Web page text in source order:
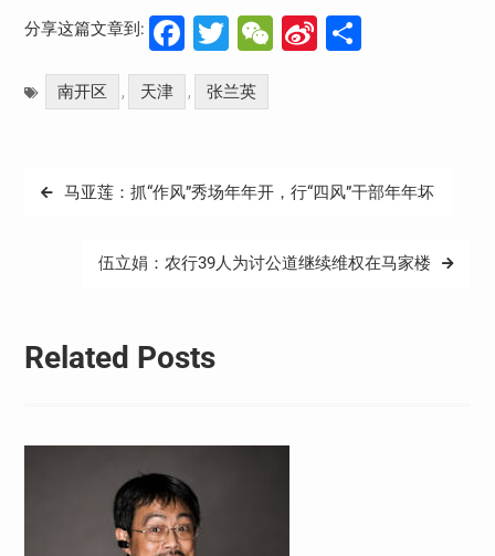
分享这篇文章到: Facebook
Twitter
WeChat
Sina分
南开区 , 天津 , 张兰英
文
马亚莲：抓“作风”秀场年年开，行“四风”干部年年坏
伍立娟：农行39人为讨公道继续维权在马家楼
Related Posts